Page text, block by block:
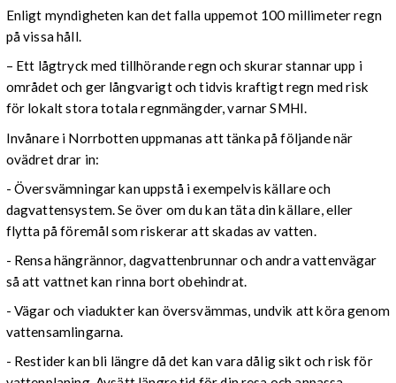
Enligt myndigheten kan det falla uppemot 100 millimeter regn
på vissa håll.
– Ett lågtryck med tillhörande regn och skurar stannar upp i
området och ger långvarigt och tidvis kraftigt regn med risk
för lokalt stora totala regnmängder, varnar SMHI.
Invånare i Norrbotten uppmanas att tänka på följande när
ovädret drar in:
- Översvämningar kan uppstå i exempelvis källare och
dagvattensystem. Se över om du kan täta din källare, eller
flytta på föremål som riskerar att skadas av vatten.
- Rensa hängrännor, dagvattenbrunnar och andra vattenvägar
så att vattnet kan rinna bort obehindrat.
- Vägar och viadukter kan översvämmas, undvik att köra genom
vattensamlingarna.
- Restider kan bli längre då det kan vara dålig sikt och risk för